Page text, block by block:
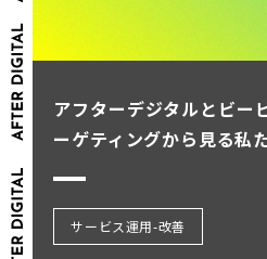
アフターデジタルとビー
ーゲティングから見る私
サービス運用-改善